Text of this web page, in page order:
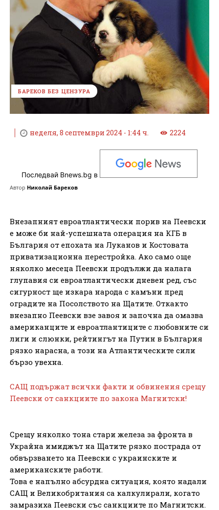
БАРЕКОВ БЕЗ ЦЕНЗУРА
неделя, 8 септември 2024 - 1:44 ч. 2224
Последвай Bnews.bg в
Автор Николай Бареков
Внезапният евроатлантически порив на Пеевски
е може би най-успешната операция на КГБ в
България от епохата на Луканов и Костовата
приватизационна перестройка. Ако само още
няколко месеца Пеевски продължи да налага
глупавия си евроатлантически дневен ред, със
сигурност ще изкара народа с камъни пред
оградите на Посолството на Щатите. Откакто
внезапно Пеевски взе завоя и започна да омазва
американците и евроатлантиците с любовните си
лиги и слюнки, рейтингът на Путин в България
рязко нарасна, а този на Атлантическите сили
бързо увехна.
САЩ подържат всички факти и обвинения срещу
Пеевски от санкциите по закона Магнитски!
Срещу няколко тона стари железа за фронта в
Украйна имиджът на Щатите рязко пострада от
обвързването на Пеевски с украинските и
американските работи.
Това е напълно абсурдна ситуация, която надали
САЩ и Великобритания са калкулирали, когато
замразиха Пеевски със санкциите по Магнитски.